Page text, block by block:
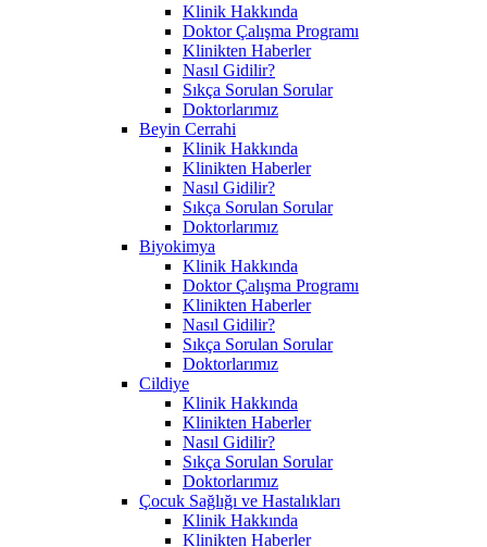
Klinik Hakkında
Doktor Çalışma Programı
Klinikten Haberler
Nasıl Gidilir?
Sıkça Sorulan Sorular
Doktorlarımız
Beyin Cerrahi
Klinik Hakkında
Klinikten Haberler
Nasıl Gidilir?
Sıkça Sorulan Sorular
Doktorlarımız
Biyokimya
Klinik Hakkında
Doktor Çalışma Programı
Klinikten Haberler
Nasıl Gidilir?
Sıkça Sorulan Sorular
Doktorlarımız
Cildiye
Klinik Hakkında
Klinikten Haberler
Nasıl Gidilir?
Sıkça Sorulan Sorular
Doktorlarımız
Çocuk Sağlığı ve Hastalıkları
Klinik Hakkında
Klinikten Haberler